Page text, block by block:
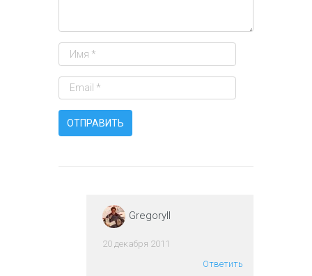
Gregoryll
20 декабря 2011
Ответить